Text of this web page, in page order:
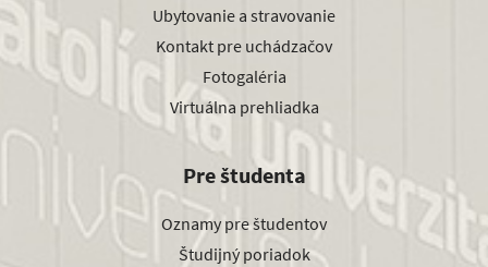
Ubytovanie a stravovanie
Kontakt pre uchádzačov
Fotogaléria
Virtuálna prehliadka
Pre študenta
Oznamy pre študentov
Študijný poriadok